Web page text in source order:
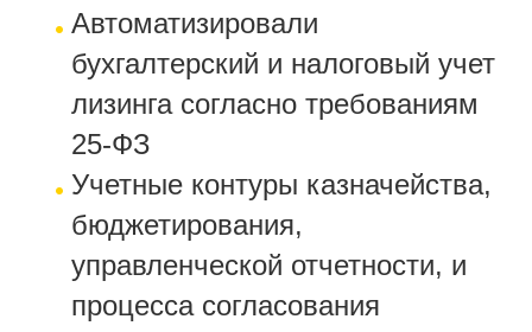
Автоматизировали
бухгалтерский и налоговый учет
лизинга согласно требованиям
25-ФЗ
Учетные контуры казначейства,
бюджетирования,
управленческой отчетности, и
процесса согласования